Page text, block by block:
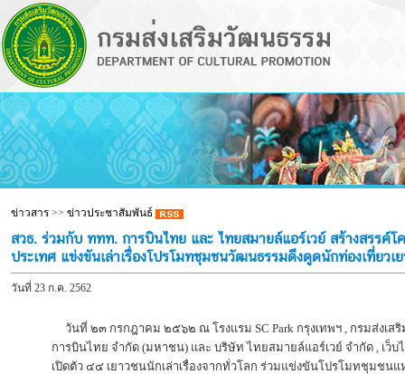
ข่าวสาร>> ข่าวประชาสัมพันธ์
สวธ. ร่วมกับ ททท. การบินไทย และ ไทยสมายล์แอร์เวย์ สร้างสรรค์
ประเทศ แข่งขันเล่าเรื่องโปรโมทชุมชนวัฒนธรรมดึงดูดนักท่องเที่ยว
วันที่ 23 ก.ค. 2562
วันที่ ๒๓ กรกฎาคม ๒๕๖๒ ณ โรงแรม SC Park กรุงเทพฯ , กรมส่งเ
การบินไทย จำกัด (มหาชน) และ บริษัท ไทยสมายล์แอร์เวย์ จำกัด , เว็บ
เปิดตัว ๔๔ เยาวชนนักเล่าเรื่องจากทั่วโลก ร่วมแข่งขันโปรโมทชุมชน